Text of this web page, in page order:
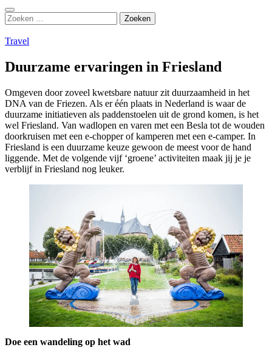
Zoeken
Zoeken
naar:
Travel
Duurzame ervaringen in Friesland
Omgeven door zoveel kwetsbare natuur zit duurzaamheid in het
DNA van de Friezen. Als er één plaats in Nederland is waar de
duurzame initiatieven als paddenstoelen uit de grond komen, is het
wel Friesland. Van wadlopen en varen met een Besla tot de wouden
doorkruisen met een e-chopper of kamperen met een e-camper. In
Friesland is een duurzame keuze gewoon de meest voor de hand
liggende. Met de volgende vijf ‘groene’ activiteiten maak jij je je
verblijf in Friesland nog leuker.
Doe een wandeling op het wad